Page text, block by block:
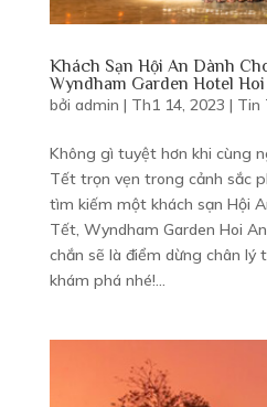
Khách Sạn Hội An Dành
Wyndham Garden Hotel
bởi admin | Th1 14, 2023 | Tin
Không gì tuyệt hơn khi cùng
Tết trọn vẹn trong cảnh sắc
tìm kiếm một khách sạn Hội
Tết, Wyndham Garden Hoi
chắn sẽ là điểm dừng chân lý
khám phá nhé!...
BOOK DIRECT & SAVE From
Room
Booking period: From 10th
period: From 10th March to 30th
Hotel
Hotel